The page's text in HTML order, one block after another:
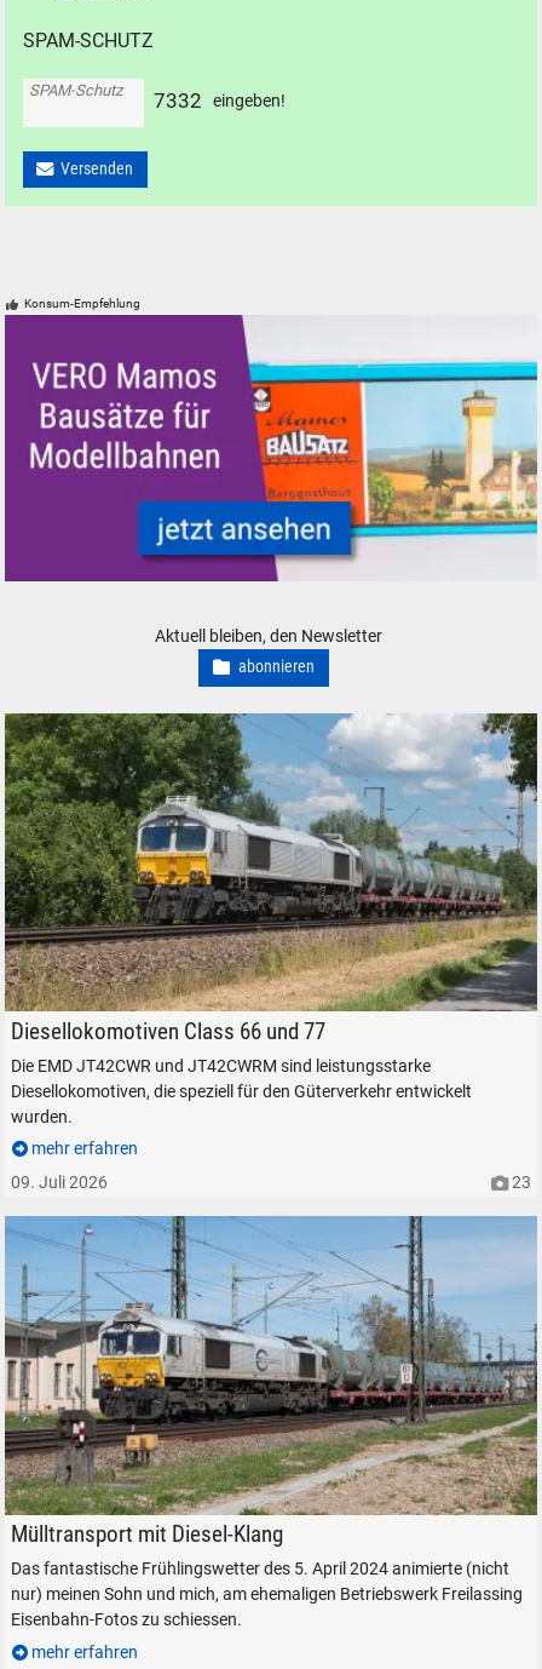
SPAM-SCHUTZ
SPAM-Schutz 7332 eingeben!
Versenden
Konsum-Empfehlung
Aktuell bleiben, den Newsletter
abonnieren
DB 077 004-5 in Freilassing, am 3. Juli 2026.
Diesellokomotiven Class 66 und 77
Die EMD JT42CWR und JT42CWRM sind leistungsstarke
Diesellokomotiven, die speziell für den Güterverkehr entwickelt
wurden.
mehr erfahren
09. Juli 2026
23
Euro Cargo Rail 077 008-6 mit einem Müll-Zug in Freilassing, am 5. April
Mülltransport mit Diesel-Klang
Das fantastische Frühlingswetter des 5. April 2024 animierte (nicht
nur) meinen Sohn und mich, am ehemaligen Betriebswerk Freilassing
Eisenbahn-Fotos zu schiessen.
mehr erfahren